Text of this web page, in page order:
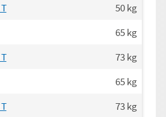
50kg
65kg
73kg
65kg
73kg